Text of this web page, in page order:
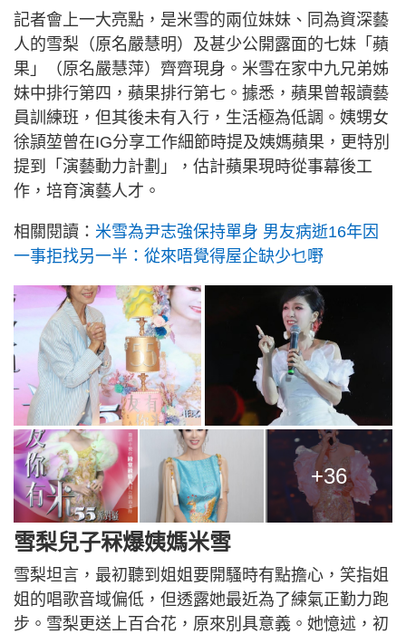
記者會上一大亮點，是米雪的兩位妹妹、同為資深藝
人的雪梨（原名嚴慧明）及甚少公開露面的七妹「蘋
果」（原名嚴慧萍）齊齊現身。米雪在家中九兄弟姊
妹中排行第四，蘋果排行第七。據悉，蘋果曾報讀藝
員訓練班，但其後未有入行，生活極為低調。姨甥女
徐頴堃曾在IG分享工作細節時提及姨媽蘋果，更特別
提到「演藝動力計劃」，估計蘋果現時從事幕後工
作，培育演藝人才。
相關閱讀： 米雪為尹志強保持單身 男友病逝16年因
一事拒找另一半：從來唔覺得屋企缺少乜嘢
+36
雪梨兒子冧爆姨媽米雪
雪梨坦言，最初聽到姐姐要開騷時有點擔心，笑指姐
姐的唱歌音域偏低，但透露她最近為了練氣正勤力跑
步。雪梨更送上百合花，原來別具意義。她憶述，初